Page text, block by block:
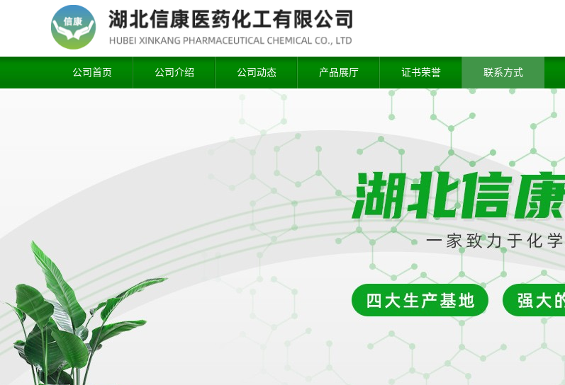
公司首页 公司介绍 公司动态 产品展厅 证书荣誉 联系方式